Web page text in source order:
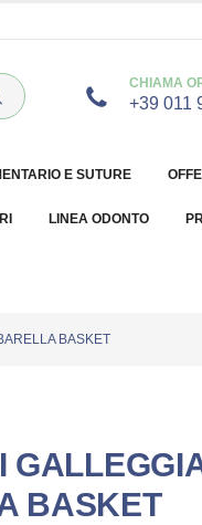
CHIAMA
+39 011
E SUTURE
LINEA ODONTO
BASKET
BASKET